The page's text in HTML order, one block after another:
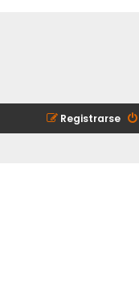
Registrarse